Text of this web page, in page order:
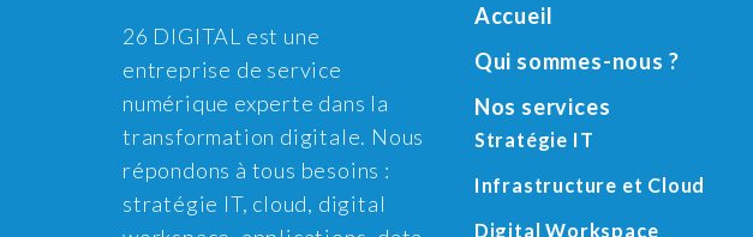
26 DIGITAL est une
entreprise de service
numérique experte dans la
transformation digitale. Nous
répondons à tous besoins :
stratégie IT, cloud, digital
Accueil
Qui sommes-nous ?
Nos services
Stratégie IT
Infrastructure et Cloud
Digital Workspace